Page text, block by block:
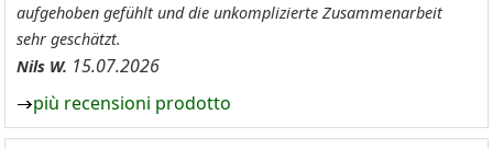
aufgehoben gefühlt und die unkomplizierte Zusammenarbeit
sehr geschätzt.
Nils W. 15.07.2026
più recensioni prodotto